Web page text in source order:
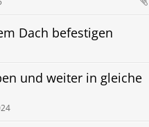
Dach befestigen
und weiter in gleiche